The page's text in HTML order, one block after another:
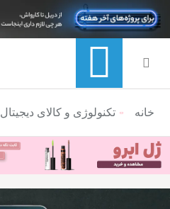
منوی ناوبری خرده نان
خانه تکنولوژی و کالای دیجیتال